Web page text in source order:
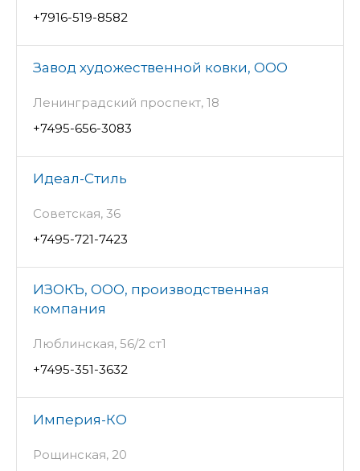
+7916-519-8582
Завод художественной ковки, ООО
Ленинградский проспект, 18
+7495-656-3083
Идеал-Стиль
Советская, 36
+7495-721-7423
ИЗОКЪ, ООО, производственная
компания
Люблинская, 56/2 ст1
+7495-351-3632
Империя-КО
Рощинская, 20